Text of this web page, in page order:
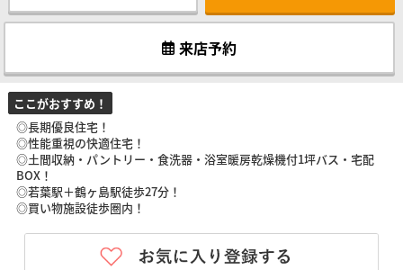
来店予約
ここがおすすめ！
◎長期優良住宅！
◎性能重視の快適住宅！
◎土間収納・パントリー・食洗器・浴室暖房乾燥機付1坪バス・宅配
BOX！
◎若葉駅＋鶴ヶ島駅徒歩27分！
◎買い物施設徒歩圏内！